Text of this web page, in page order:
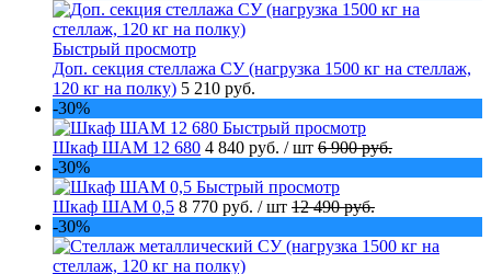
Быстрый просмотр
Доп. секция стеллажа СУ (нагрузка 1500 кг на стеллаж,
120 кг на полку) 5 210 руб.
-30%
Быстрый просмотр
Шкаф ШАМ 12 680 4 840 руб. / шт 6 900 руб.
-30%
Быстрый просмотр
Шкаф ШАМ 0,5 8 770 руб. / шт 12 490 руб.
-30%